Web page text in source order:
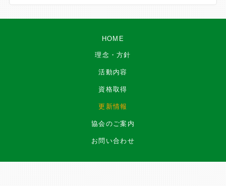
HOME
理念・方針
活動内容
資格取得
更新情報
協会のご案内
お問い合わせ